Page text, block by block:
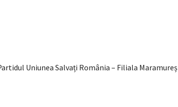
Uniunea Salvați România – Filiala Maramureș